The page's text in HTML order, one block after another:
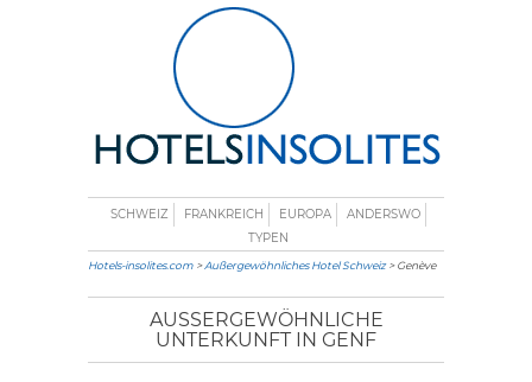
SCHWEIZ FRANKREICH EUROPA
ANDERSWO
TYPEN
Hotels-insolites.com >Außergewöhnliches Hotel Schweiz> Genève
AUSSERGEWÖHNLICHE U
NTERKUNFT IN GENF